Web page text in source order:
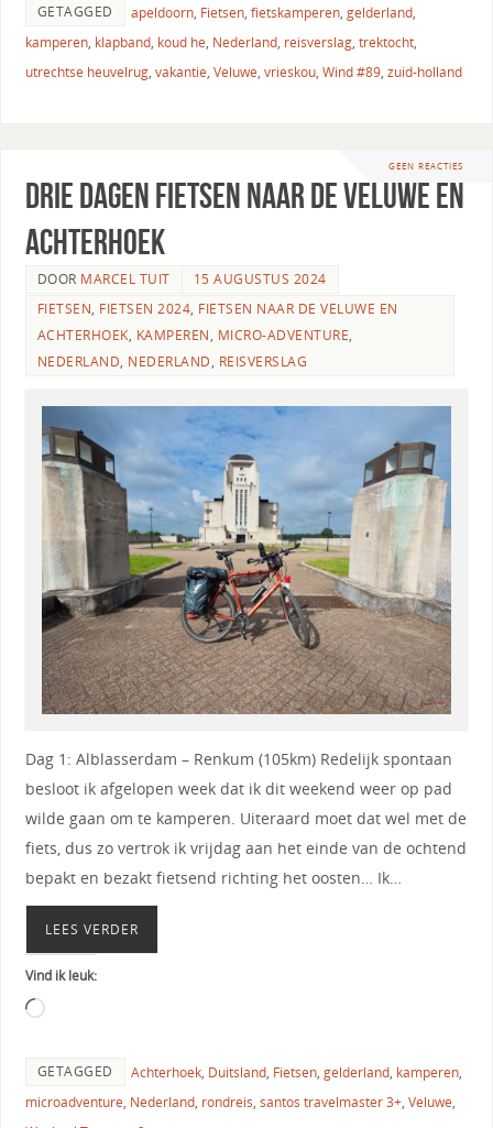
GETAGGED apeldoorn, Fietsen, fietskamperen, gelderland,
kamperen, klapband, koud he, Nederland, reisverslag, trektocht,
utrechtse heuvelrug, vakantie, Veluwe, vrieskou, Wind #89, zuid-holland
GEEN REACTIES
Drie dagen fietsen naar de Veluwe en
Achterhoek
DOOR MARCEL TUIT
15 AUGUSTUS 2024
FIETSEN, FIETSEN 2024, FIETSEN NAAR DE VELUWE EN
ACHTERHOEK, KAMPEREN, MICRO-ADVENTURE,
NEDERLAND, NEDERLAND, REISVERSLAG
Dag 1: Alblasserdam – Renkum (105km) Redelijk spontaan
besloot ik afgelopen week dat ik dit weekend weer op pad
wilde gaan om te kamperen. Uiteraard moet dat wel met de
fiets, dus zo vertrok ik vrijdag aan het einde van de ochtend
bepakt en bezakt fietsend richting het oosten… Ik…
LEES VERDER
Vind ik leuk:
GETAGGED Achterhoek, Duitsland, Fietsen, gelderland, kamperen,
microadventure, Nederland, rondreis, santos travelmaster 3+, Veluwe,